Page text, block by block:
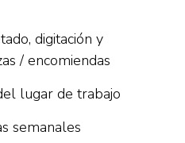
digitación y
/ encomiendas
lugar de trabajo
semanales